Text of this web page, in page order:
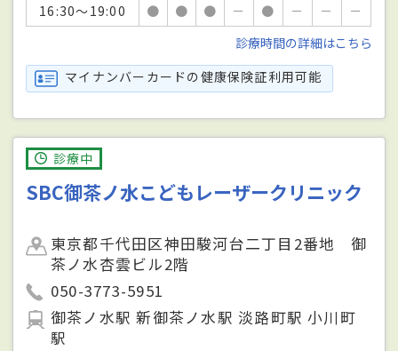
16:30～19:00
● ● ● － ● － －
－
診療時間の詳細はこちら
マイナンバーカードの健康保険証利用可能
診療中
SBC御茶ノ水こどもレーザークリニック
東京都千代田区神田駿河台二丁目2番地 御
茶ノ水杏雲ビル2階
050-3773-5951
御茶ノ水駅 新御茶ノ水駅 淡路町駅 小川町
駅